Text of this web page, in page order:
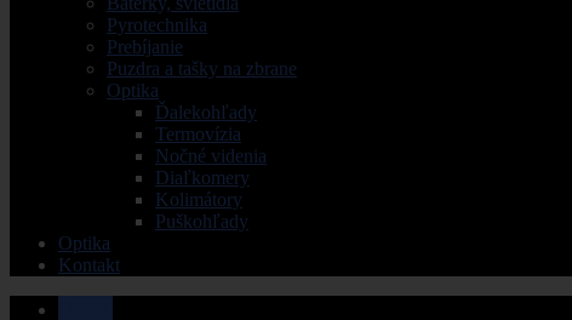
Pyrotechnika
Prebíjanie
Puzdra a tašky na zbrane
Optika
Ďalekohľady
Termovízia
Nočné videnia
Diaľkomery
Kolimátory
Puškohľady
Optika
Kontakt